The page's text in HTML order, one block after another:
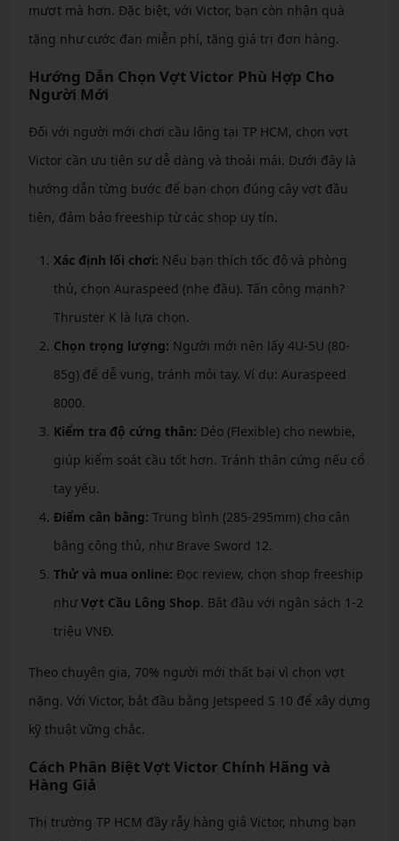
mượt mà hơn. Đặc biệt, với Victor, bạn còn nhận quà
tặng như cước đan miễn phí, tăng giá trị đơn hàng.
Hướng Dẫn Chọn Vợt Victor Phù Hợp Cho
Người Mới
Đối với người mới chơi cầu lông tại TP HCM, chọn vợt
Victor cần ưu tiên sự dễ dàng và thoải mái. Dưới đây là
hướng dẫn từng bước để bạn chọn đúng cây vợt đầu
tiên, đảm bảo freeship từ các shop uy tín.
Xác định lối chơi: Nếu bạn thích tốc độ và phòng
thủ, chọn Auraspeed (nhẹ đầu). Tấn công mạnh?
Thruster K là lựa chọn.
Chọn trọng lượng: Người mới nên lấy 4U-5U (80-
85g) để dễ vung, tránh mỏi tay. Ví dụ: Auraspeed
8000.
Kiểm tra độ cứng thân: Dẻo (Flexible) cho newbie,
giúp kiểm soát cầu tốt hơn. Tránh thân cứng nếu cổ
tay yếu.
Điểm cân bằng: Trung bình (285-295mm) cho cân
bằng công thủ, như Brave Sword 12.
Thử và mua online: Đọc review, chọn shop freeship
nhưVợt Cầu Lông Shop. Bắt đầu với ngân sách 1-2
triệu VNĐ.
Theo chuyên gia, 70% người mới thất bại vì chọn vợt
nặng. Với Victor, bắt đầu bằng Jetspeed S 10 để xây dựng
kỹ thuật vững chắc.
Cách Phân Biệt Vợt Victor Chính Hãng và
Hàng Giả
Thị trường TP HCM đầy rẫy hàng giả Victor, nhưng bạn